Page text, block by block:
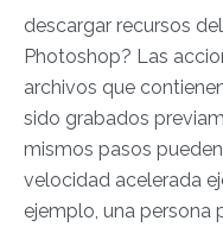
descargar recursos
Photoshop? Las
archivos que
sido grabados
mismos pasos
velocidad acelerada
ejemplo, una persona